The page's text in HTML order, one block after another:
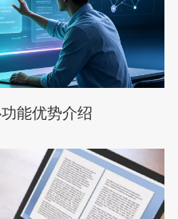
能优势介绍